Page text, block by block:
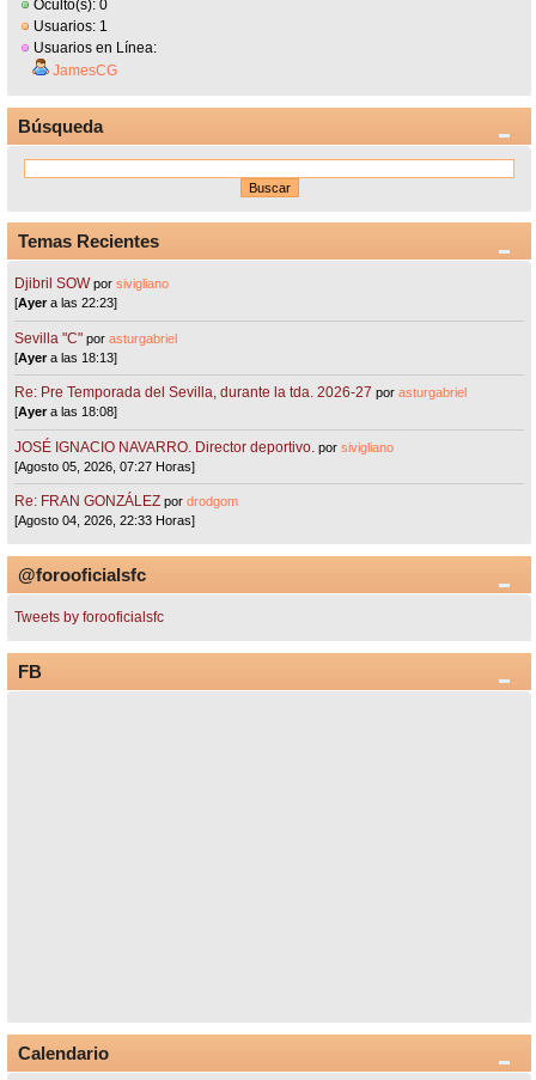
Oculto(s): 0
Usuarios: 1
Usuarios en Línea:
JamesCG
Búsqueda
Temas Recientes
Djibril SOW porsivigliano
[Ayera las 22:23]
Sevilla "C"porasturgabriel
[Ayera las 18:13]
Re: Pre Temporada del Sevilla, durante la tda. 2026-27 porasturgabriel
[Ayera las 18:08]
JOSÉ IGNACIO NAVARRO. Director deportivo. porsivigliano
[Agosto 05, 2026, 07:27 Horas]
Re: FRAN GONZÁLEZ pordrodgom
[Agosto 04, 2026, 22:33 Horas]
@forooficialsfc
Tweets by forooficialsfc
FB
Calendario